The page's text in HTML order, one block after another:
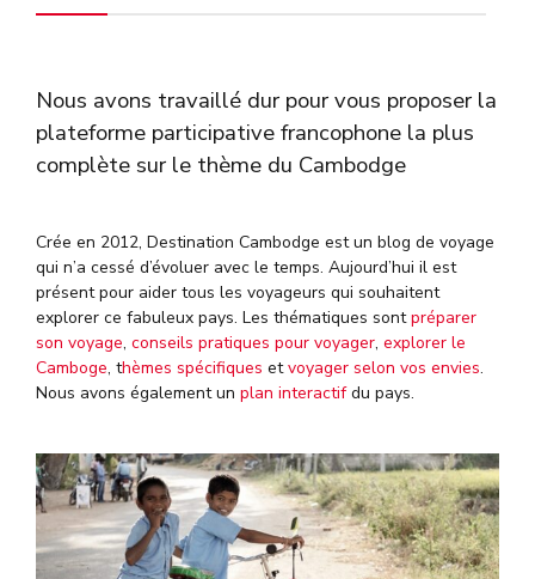
Nous avons travaillé dur pour vous proposer la
plateforme participative francophone la plus
complète sur le thème du Cambodge
Crée en 2012, Destination Cambodge est un blog de voyage
qui n’a cessé d’évoluer avec le temps. Aujourd’hui il est
présent pour aider tous les voyageurs qui souhaitent
explorer ce fabuleux pays. Les thématiques sontpréparer
son voyage, conseils pratiques pour voyager, explorer le
Camboge, thèmes spécifiques etvoyager selon vos envies.
Nous avons également un plan interactifdu pays.